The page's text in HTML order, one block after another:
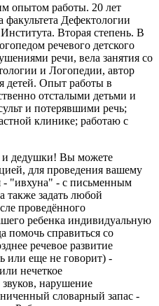
опытом работы. 20 лет
Дефектологии
Вторая степень. В
речевого детского
речи, вела занятия со
и Логопедии, автор
детей. Опыт работы в
отсталыми детьми и
и потерявшими речь;
клинике; работаю с
и дедушки! Вы можете
для проведения вашему
- "ивхуна" - с письменным
также задать любой
проведённого
ребенка индивидуальную
помочь справиться со
речевое развитие
или еще не говорит) -
нечеткое
нарушение
словарный запас -